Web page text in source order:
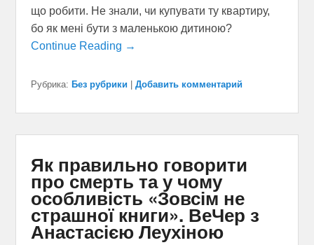
що робити. Не знали, чи купувати ту квартиру,
бо як мені бути з маленькою дитиною?
Continue Reading →
Рубрика: Без рубрики | Добавить комментарий
Як правильно говорити
про смерть та у чому
особливість «Зовсім не
страшної книги». ВеЧер з
Анастасією Леухіною